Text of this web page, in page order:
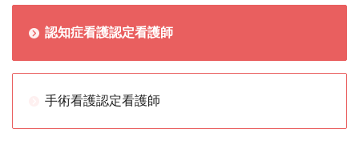
認知症看護認定看護師
手術看護認定看護師